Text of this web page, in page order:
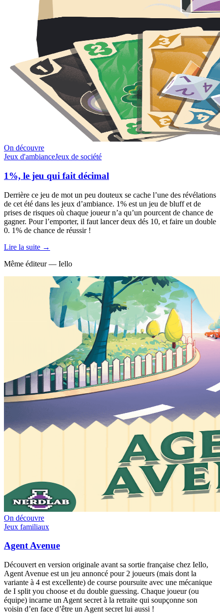
On découvre
Jeux d'ambianceJeux de société
1%, le jeu qui fait décimal
Derrière ce jeu de mot un peu douteux se cache l’une des révélations
de cet été dans les jeux d’ambiance. 1% est un jeu de bluff et de
prises de risques où chaque joueur n’a qu’un pourcent de chance de
gagner. Pour l’emporter, il faut lancer deux dés 10, et faire un double
0. 1% de chance de réussir !
Lire la suite →
Même éditeur — Iello
On découvre
Jeux familiaux
Agent Avenue
Découvert en version originale avant sa sortie française chez Iello,
Agent Avenue est un jeu annoncé pour 2 joueurs (mais dont la
variante à 4 est excellente) de course poursuite avec une mécanique
de I split you choose et du double guessing. Chaque joueur (ou
équipe) incarne un Agent secret à la retraite qui soupçonne son
voisin d’en face d’être un Agent secret lui aussi !